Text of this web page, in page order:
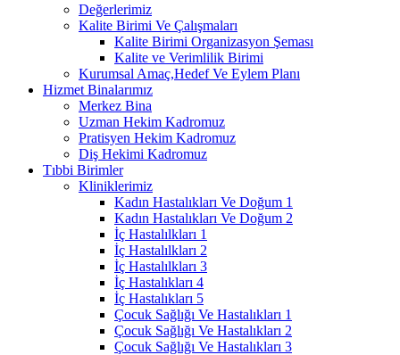
Değerlerimiz
Kalite Birimi Ve Çalışmaları
Kalite Birimi Organizasyon Şeması
Kalite ve Verimlilik Birimi
Kurumsal Amaç,Hedef Ve Eylem Planı
Hizmet Binalarımız
Merkez Bina
Uzman Hekim Kadromuz
Pratisyen Hekim Kadromuz
Diş Hekimi Kadromuz
Tıbbi Birimler
Kliniklerimiz
Kadın Hastalıkları Ve Doğum 1
Kadın Hastalıkları Ve Doğum 2
İç Hastalılkları 1
İç Hastalılkları 2
İç Hastalılkları 3
İç Hastalıkları 4
İç Hastalıkları 5
Çocuk Sağlığı Ve Hastalıkları 1
Çocuk Sağlığı Ve Hastalıkları 2
Çocuk Sağlığı Ve Hastalıkları 3